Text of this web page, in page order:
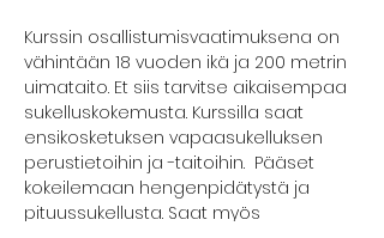
Kurssin osallistumisvaatimuksena on
vähintään 18 vuoden ikä ja 200 metrin
uimataito. Et siis tarvitse aikaisempaa
sukelluskokemusta. Kurssilla saat
ensikosketuksen vapaasukelluksen
perustietoihin ja -taitoihin.  Pääset
kokeilemaan hengenpidätystä ja
pituussukellusta. Saat myös